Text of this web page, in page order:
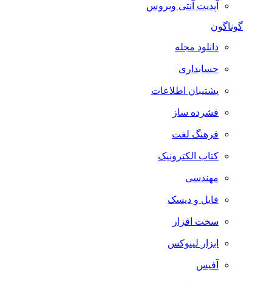
آپدیت آنتی ویروس
گوناگون
دانلود مجله
حسابداری
پشتیبان اطلاعات
فشرده ساز
فرهنگ لغت
کتاب الکترونیک
مهندسی
فایل و دیسک
سخت افزار
ابزار لینوکس
آفیس